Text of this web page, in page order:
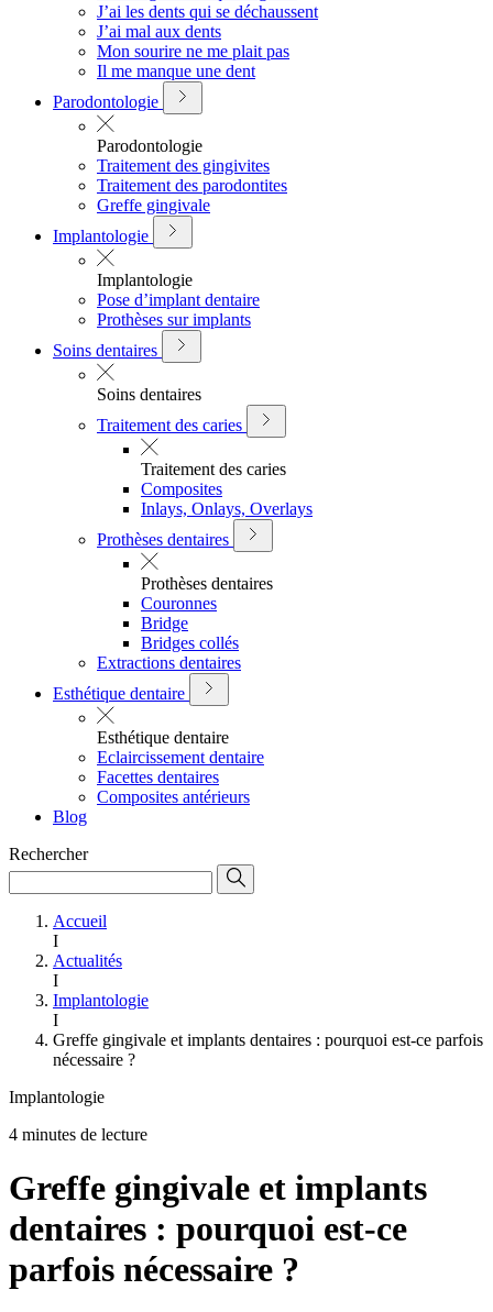
J’ai les dents qui se déchaussent
J’ai mal aux dents
Mon sourire ne me plait pas
Il me manque une dent
Parodontologie
Parodontologie
Traitement des gingivites
Traitement des parodontites
Greffe gingivale
Implantologie
Implantologie
Pose d’implant dentaire
Prothèses sur implants
Soins dentaires
Soins dentaires
Traitement des caries
Traitement des caries
Composites
Inlays, Onlays, Overlays
Prothèses dentaires
Prothèses dentaires
Couronnes
Bridge
Bridges collés
Extractions dentaires
Esthétique dentaire
Esthétique dentaire
Eclaircissement dentaire
Facettes dentaires
Composites antérieurs
Blog
Rechercher
Accueil
I
Actualités
I
Implantologie
I
Greffe gingivale et implants dentaires : pourquoi est-ce parfois
nécessaire ?
Implantologie
4 minutes de lecture
Greffe gingivale et implants
dentaires : pourquoi est-ce
parfois nécessaire ?